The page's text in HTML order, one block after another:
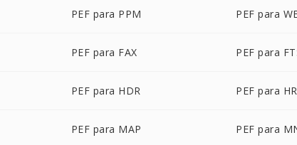
PEF para PPM PEF para
PEF para FAX PEF para
PEF para HDR PEF para
PEF para MAP PEF para